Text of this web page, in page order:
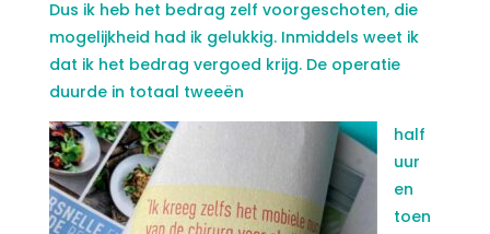
Dus ik heb het bedrag zelf voorgeschoten, die
mogelijkheid had ik gelukkig. Inmiddels weet ik
dat ik het bedrag vergoed krijg. De operatie
duurde in totaal tweeën
half
uur
en
toen